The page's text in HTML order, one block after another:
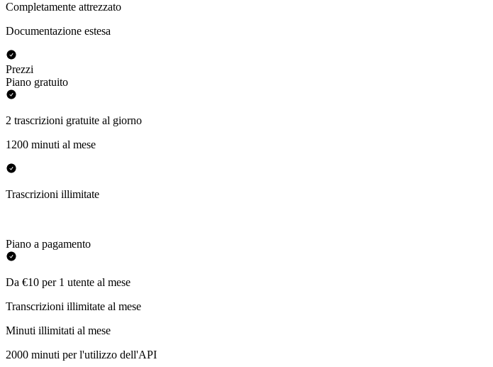
Completamente attrezzato
Documentazione estesa
Prezzi
Piano gratuito
2 trascrizioni gratuite al giorno
1200 minuti al mese
Trascrizioni illimitate
Piano a pagamento
Da €10 per 1 utente al mese
Transcrizioni illimitate al mese
Minuti illimitati al mese
2000 minuti per l'utilizzo dell'API